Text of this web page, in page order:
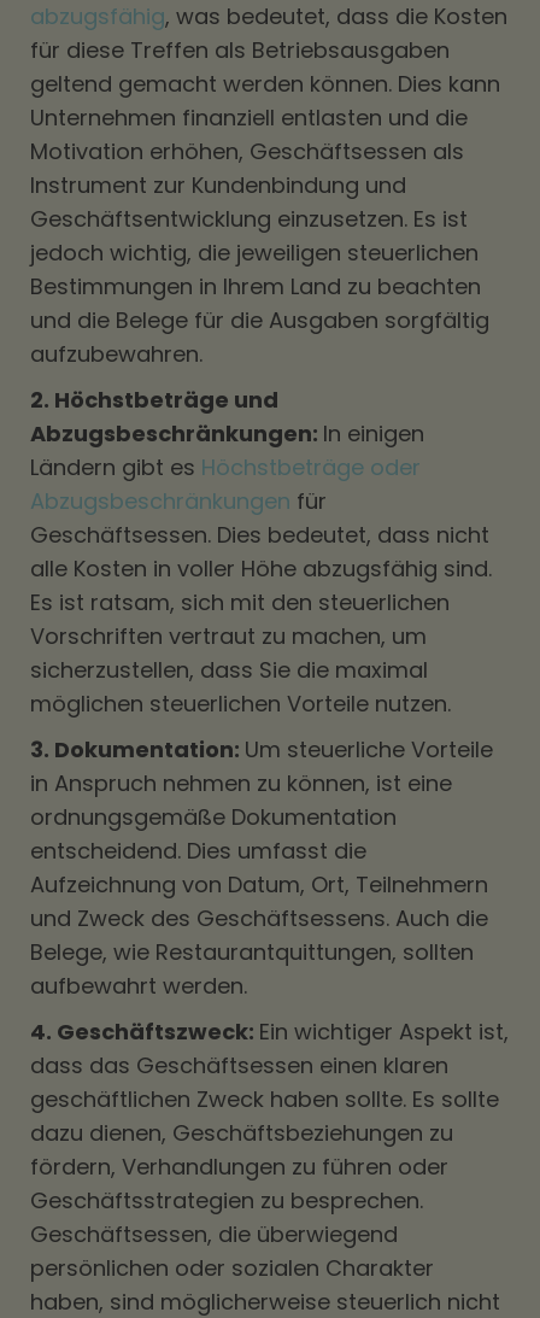
abzugsfähig, was bedeutet, dass die Kosten
für diese Treffen als Betriebsausgaben
geltend gemacht werden können. Dies kann
Unternehmen finanziell entlasten und die
Motivation erhöhen, Geschäftsessen als
Instrument zur Kundenbindung und
Geschäftsentwicklung einzusetzen. Es ist
jedoch wichtig, die jeweiligen steuerlichen
Bestimmungen in Ihrem Land zu beachten
und die Belege für die Ausgaben sorgfältig
aufzubewahren.
2. Höchstbeträge und
Abzugsbeschränkungen: In einigen
Ländern gibt es Höchstbeträge oder
Abzugsbeschränkungen für
Geschäftsessen. Dies bedeutet, dass nicht
alle Kosten in voller Höhe abzugsfähig sind.
Es ist ratsam, sich mit den steuerlichen
Vorschriften vertraut zu machen, um
sicherzustellen, dass Sie die maximal
möglichen steuerlichen Vorteile nutzen.
3. Dokumentation: Um steuerliche Vorteile
in Anspruch nehmen zu können, ist eine
ordnungsgemäße Dokumentation
entscheidend. Dies umfasst die
Aufzeichnung von Datum, Ort, Teilnehmern
und Zweck des Geschäftsessens. Auch die
Belege, wie Restaurantquittungen, sollten
aufbewahrt werden.
4. Geschäftszweck: Ein wichtiger Aspekt ist,
dass das Geschäftsessen einen klaren
geschäftlichen Zweck haben sollte. Es sollte
dazu dienen, Geschäftsbeziehungen zu
fördern, Verhandlungen zu führen oder
Geschäftsstrategien zu besprechen.
Geschäftsessen, die überwiegend
persönlichen oder sozialen Charakter
haben, sind möglicherweise steuerlich nicht